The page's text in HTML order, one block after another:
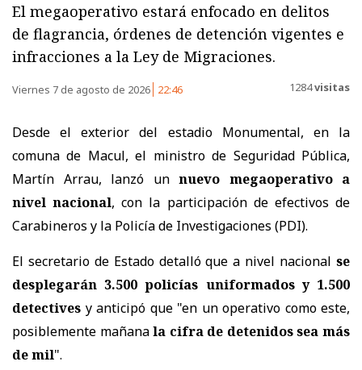
El megaoperativo estará enfocado en delitos
de flagrancia, órdenes de detención vigentes e
infracciones a la Ley de Migraciones.
Viernes 7 de agosto de 2026 22:46 1284visitas
Desde el exterior del estadio Monumental, en la
comuna de Macul, el ministro de Seguridad Pública,
Martín Arrau, lanzó un nuevo megaoperativo a
nivel nacional, con la participación de efectivos de
Carabineros y la Policía de Investigaciones (PDI).
El secretario de Estado detalló que a nivel nacional se
desplegarán 3.500 policías uniformados y 1.500
detectives y anticipó que "en un operativo como este,
posiblemente mañanala cifra de detenidos sea más
de mil".